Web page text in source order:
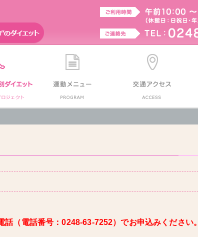
話（電話番号：0248-63-7252）でお申込みください。